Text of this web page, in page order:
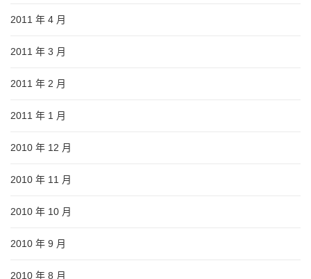
2011 年 4 月
2011 年 3 月
2011 年 2 月
2011 年 1 月
2010 年 12 月
2010 年 11 月
2010 年 10 月
2010 年 9 月
2010 年 8 月